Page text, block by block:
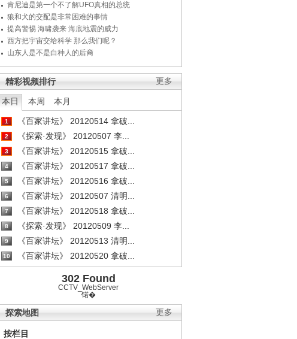
肯尼迪是第一个不了解UFO真相的总统
狼和犬的交配是非常困难的事情
提高警惕 海啸袭来 海底地震的威力
西方把宇宙交给科学 那么我们呢？
山东人是不是白种人的后裔
更多
精彩视频排行
本日 本周 本月
1 《百家讲坛》 20120514 拿破...
2 《探索·发现》 20120507 李...
3 《百家讲坛》 20120515 拿破...
4 《百家讲坛》 20120517 拿破...
5 《百家讲坛》 20120516 拿破...
6 《百家讲坛》 20120507 清明...
7 《百家讲坛》 20120518 拿破...
8 《探索·发现》 20120509 李...
9 《百家讲坛》 20120513 清明...
10 《百家讲坛》 20120520 拿破...
302 Found
CCTV_WebServer
锘�
更多
探索地图
按栏目